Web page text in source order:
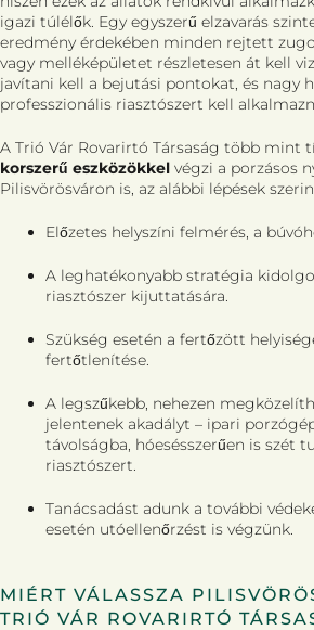
igazi túlélők. Egy egyszerű elzavarás
eredmény érdekében minden rejtett
vagy melléképületet részletesen át kell
javítani kell a bejutási pontokat, és nagy
professzionális riasztószert kell
A Trió Vár Rovarirtó Társaság több mint
korszerű eszközökkel végzi a porzásos
Pilisvörösváron is, az alábbi lépések
Előzetes helyszíni felmérés, a
A leghatékonyabb stratégia
riasztószer kijuttatására.
Szükség esetén a fertőzött
fertőtlenítése.
A legszűkebb, nehezen
jelentenek akadályt – ipari
távolságba, hóesésszerűen is szét
riasztószert.
Tanácsadást adunk a további
esetén utóellenőrzést is végzünk.
MIÉRT VÁLASSZA
TRIÓ VÁR ROVARIRTÓ